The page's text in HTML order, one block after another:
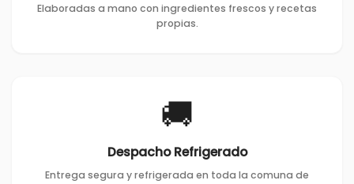
Elaboradas a mano con ingredientes frescos y recetas
propias.
🚚
Despacho Refrigerado
Entrega segura y refrigerada en toda la comuna de